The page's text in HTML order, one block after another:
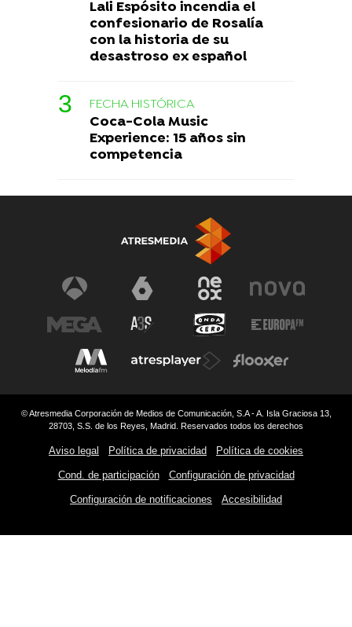
Lali Espósito incendia el
confesionario de Rosalía
con la historia de su
desastroso ex español
FECHA HISTÓRICA
Coca-Cola Music
Experience: 15 años sin
competencia
© Atresmedia Corporación de Medios de Comunicación, S.A - A. Isla Graciosa 13,
28703, S.S. de los Reyes, Madrid. Reservados todos los derechos
Aviso legal Política de privacidad Política de cookies
Cond. de participación Configuración de privacidad
Configuración de notificaciones Accesibilidad